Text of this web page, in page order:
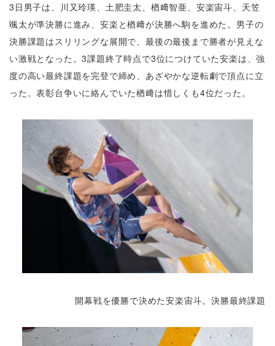
3日男子は、川又玲瑛、土肥圭太、楢﨑智亜、安楽宙斗、天笠
颯太が準決勝に進み、安楽と楢﨑が決勝へ駒を進めた。男子の
決勝課題はスリリングな展開で、最後の最後まで勝者が見えな
い激戦となった。3課題終了時点で3位につけていた安楽は、強
度の高い最終課題を完登で締め、あざやかな逆転劇で頂点に立
った。表彰台争いに絡んでいた楢﨑は惜しくも4位だった。
開幕戦を優勝で決めた安楽宙斗。決勝最終課題